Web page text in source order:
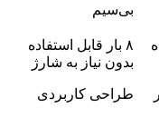
بی‌سیم
۸ بار قابل استفاده
بدون نیاز به شارژ
طراحی کاربردی